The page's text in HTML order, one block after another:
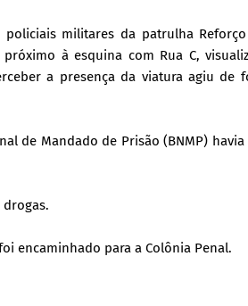
militares da patrulha
à esquina com Rua C,
a presença da viatura agiu de
de Mandado de Prisão (BNMP)
encaminhado para a Colônia Penal.